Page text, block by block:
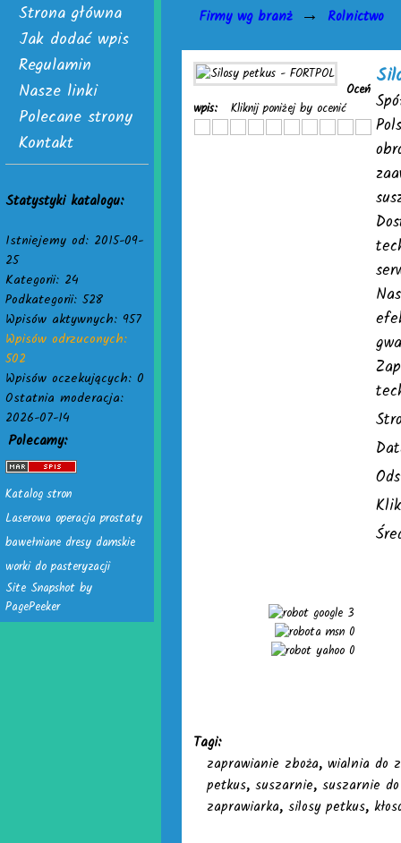
problemu są skuteczne wypełniacze do kartonów.
Strona główna
Jak dodać wpis
Regulamin
Nasze linki
Polecane strony
Kontakt
Statystyki katalogu:
Istniejemy od: 2015-09-
25
Kategorii: 24
Podkategorii: 528
Wpisów aktywnych: 957
Wpisów odrzuconych:
502
Wpisów oczekujących: 0
Ostatnia moderacja:
2026-07-14
Polecamy:
Katalog stron
Laserowa operacja prostaty
bawełniane dresy damskie
worki do pasteryzacji
Site Snapshot by
PagePeeker
Firmy wg branż → Rolnictwo
Oceń
wpis:
Kliknij poniżej by ocenić
3
0
0
Tagi:
zaprawianie zboża, wialnia do
petkus, suszarnie, suszarnie
zaprawiarka, silosy petkus,